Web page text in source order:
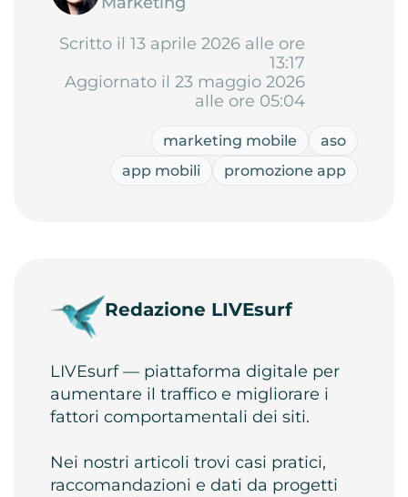
Scritto il 13 aprile 2026 alle ore
13:17
Aggiornato il 23 maggio 2026
alle ore 05:04
marketing mobile
aso
app mobili
promozione app
Redazione LIVEsurf
LIVEsurf — piattaforma digitale per
aumentare il traffico e migliorare i
fattori comportamentali dei siti.
Nei nostri articoli trovi casi pratici,
raccomandazioni e dati da progetti